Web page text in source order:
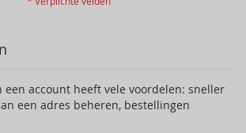
een account heeft vele voordelen: sneller
een adres beheren, bestellingen